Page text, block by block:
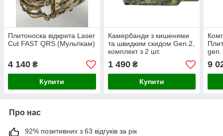
Плитоноска відкрита Laser
Cut FAST QRS (Мультікам)
4 140 ₴
Купити
Камербанди з кишенями
та швидким скидом Gen.2,
комплект з 2 шт.
1 490₴
Купити
gen.
9
Про нас
92% позитивних з 63 відгуків за рік